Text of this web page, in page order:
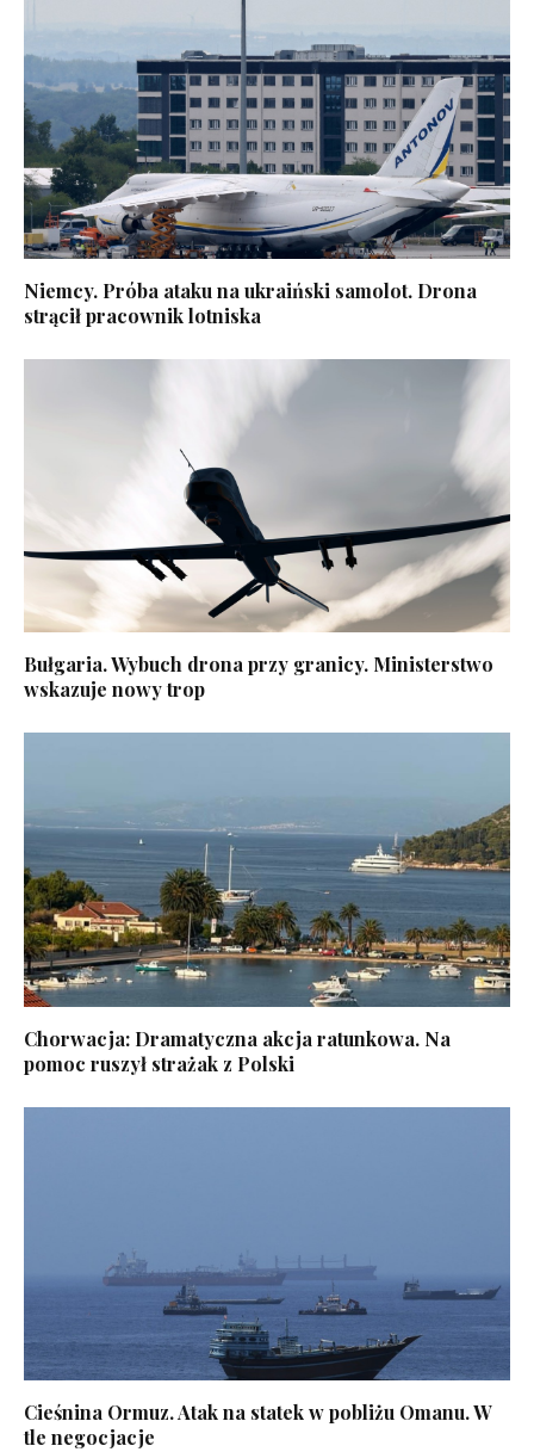
Niemcy. Próba ataku na ukraiński samolot. Drona
strącił pracownik lotniska
Bułgaria. Wybuch drona przy granicy. Ministerstwo
wskazuje nowy trop
Chorwacja: Dramatyczna akcja ratunkowa. Na
pomoc ruszył strażak z Polski
Cieśnina Ormuz. Atak na statek w pobliżu Omanu. W
tle negocjacje